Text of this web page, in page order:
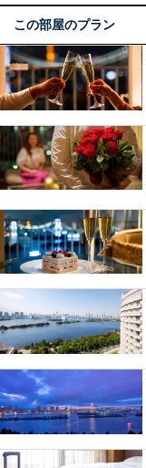
この部屋のプラン